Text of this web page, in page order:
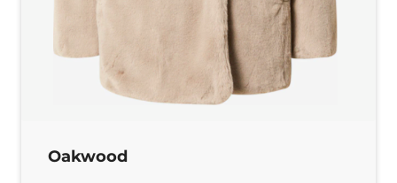
Oakwood